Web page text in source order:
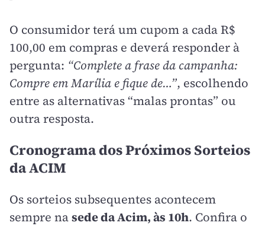
O consumidor terá um cupom a cada R$
100,00 em compras e deverá responder à
pergunta: “Complete a frase da campanha:
Compre em Marília e fique de…”, escolhendo
entre as alternativas “malas prontas” ou
outra resposta.
Cronograma dos Próximos Sorteios
da ACIM
Os sorteios subsequentes acontecem
sempre nasede da Acim, às 10h. Confira o